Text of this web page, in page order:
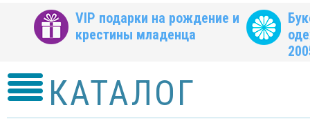
VIP подарки на рождение и
крестины младенца
КАТАЛОГ